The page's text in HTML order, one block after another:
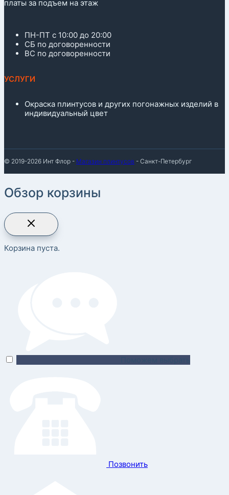
платы за подъем на этаж
ПН-ПТ с 10:00 до 20:00
СБ по договоренности
ВС по договоренности
УСЛУГИ
Окраска плинтусов и других погонажных изделий в
индивидуальный цвет
© 2019-2026 Инт Флор - Магазин плинтусов - Санкт-Петербург
Обзор корзины
Корзина пуста.
Позвонить